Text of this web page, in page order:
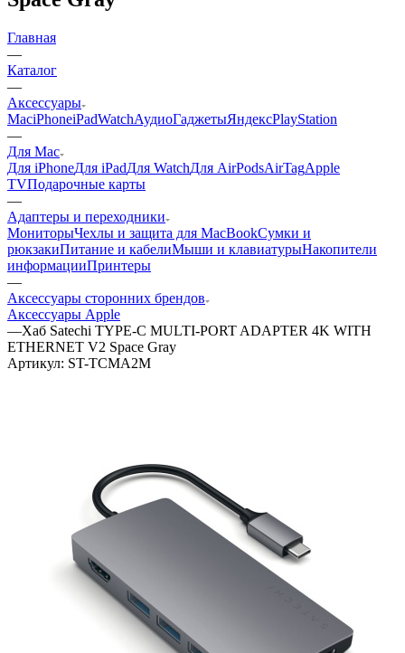
Главная
—
Каталог
—
Аксессуары
MaciPhoneiPadWatchАудиоГаджетыЯндексPlayStation
—
Для Mac
Для iPhoneДля iPadДля WatchДля AirPodsAirTagApple
TVПодарочные карты
—
Адаптеры и переходники
МониторыЧехлы и защита для MacBookСумки и
рюкзакиПитание и кабелиМыши и клавиатурыНакопители
информацииПринтеры
—
Аксессуары сторонних брендов
Аксессуары Apple
—Хаб Satechi TYPE-C MULTI-PORT ADAPTER 4K WITH
ETHERNET V2 Space Gray
Артикул: ST-TCMA2M